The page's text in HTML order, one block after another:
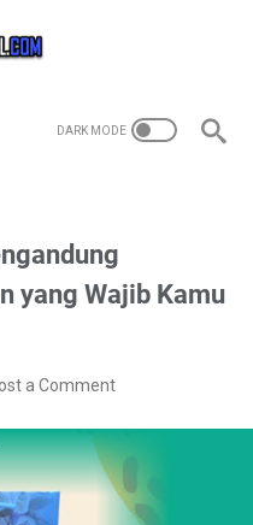
yang Wajib Kamu
a Comment